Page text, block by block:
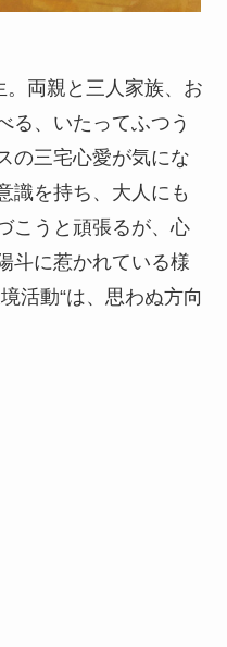
。両親と三人家族、お
る、いたってふつう
の三宅心愛が気にな
識を持ち、大人にも
こうと頑張るが、心
斗に惹かれている様
活動“は、思わぬ方向